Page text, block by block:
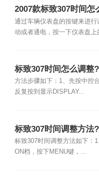
2007款标致307时间怎
通过车辆仪表盘的按键来进行
动或者通电，按一下仪表盘上
标致307时间怎么调整?
方法步骤如下：1、先按中控
反复按到显示DISPLAY...
标致307时间调整方法?
标致307时间调整方法如下：
ON档，按下MENU键，...